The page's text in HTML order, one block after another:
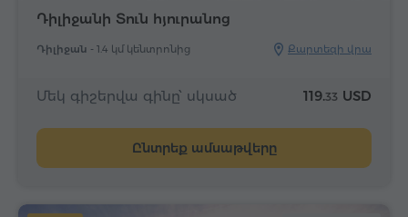
Դիլիջանի Տուն հյուրանոց
Դիլիջան - 1.4 կմ կենտրոնից Քարտեզի վրա
Մեկ գիշերվա գինը՝ սկսած 119.33 USD
Ընտրեք ամսաթվերը